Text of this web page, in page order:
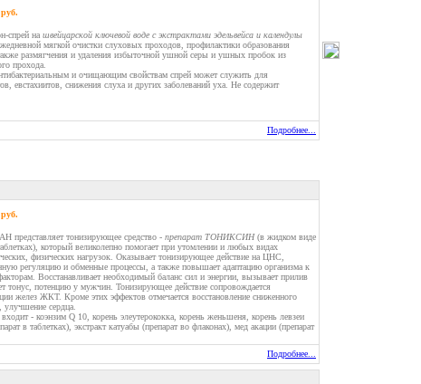
руб.
спрей на швейцарской ключевой воде с экстрактами эдельвейса и календулы
мягкой очистки слуховых проходов, профилактики образования
размягчения и удаления избыточной ушной серы и ушных пробок из
прохода.
и очищающим свойствам спрей может служить для
евстахиитов, снижения слуха и других заболеваний уха. Не содержит
Подробнее...
руб.
тонизирующее средство - препарат ТОНИКСИН(в жидком виде
который великолепно помогает при утомлении и любых видах
физических нагрузок. Оказывает тонизирующее действие на ЦНС,
регуляцию и обменные процессы, а также повышает адаптацию организма к
Восстанавливает необходимый баланс сил и энергии, вызывает прилив
тонус, потенцию у мужчин. Тонизирующее действие сопровождается
желез ЖКТ. Кроме этих эффектов отмечается восстановление сниженного
улучшение сердца.
входит - коэнзим Q 10, корень элеутерококка, корень женьшеня, корень левзеи
в таблетках), экстракт катуабы (препарат во флаконах), мед акации (препарат
Подробнее...